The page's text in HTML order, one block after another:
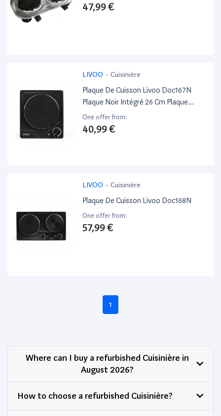
47,99 €
LIVOO - Cuisinière
Plaque De Cuisson Livoo Doc167N
Plaque Noir Intégré 26 Cm Plaque
Scellée 1 Zone
One offer from:
40,99 €
LIVOO - Cuisinière
Plaque De Cuisson Livoo Doc168N
One offer from:
57,99 €
1
Where can I buy a refurbished Cuisinière in
August 2026?
How to choose a refurbished Cuisinière?